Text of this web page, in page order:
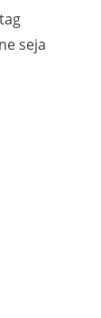
seja